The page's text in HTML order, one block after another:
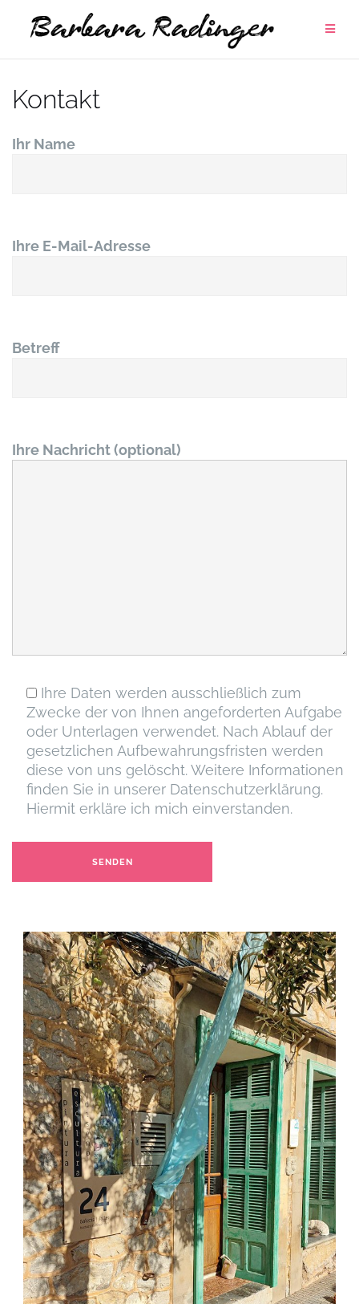
Kontakt
Ihr Name
Ihre E-Mail-Adresse
Betreff
Ihre Nachricht (optional)
Ihre Daten werden ausschließlich zum
Zwecke der von Ihnen angeforderten Aufgabe
oder Unterlagen verwendet. Nach Ablauf der
gesetzlichen Aufbewahrungsfristen werden
diese von uns gelöscht. Weitere Informationen
finden Sie in unserer Datenschutzerklärung.
Hiermit erkläre ich mich einverstanden.